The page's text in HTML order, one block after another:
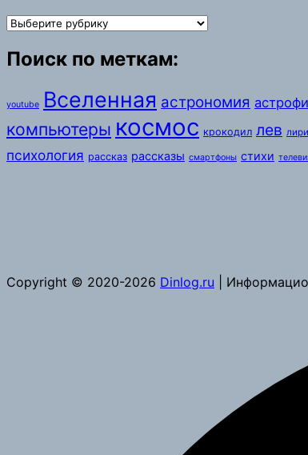
Разделы:
Поиск по меткам:
youtube Вселенная астрономия
компьютеры космос крокодил лев
психология рассказ рассказы смартфоны стихи
Copyright © 2020-2026 Dinlog.ru |